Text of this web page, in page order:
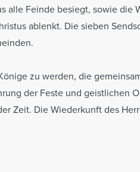
alle Feinde besiegt, sowie die
ablenkt. Die sieben
zu werden, die
der Feste und geistlichen
Zeit. Die Wiederkunft des